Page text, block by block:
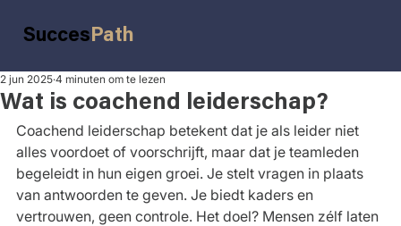
SuccesPath
Wat is coachend leiderschap?
2 jun 2025 4 minuten om te lezen
Coachend leiderschap betekent dat je als leider niet
alles voordoet of voorschrijft, maar dat je teamleden
begeleidt in hun eigen groei. Je stelt vragen in plaats
van antwoorden te geven. Je biedt kaders en
vertrouwen, geen controle. Het doel? Mensen zélf laten